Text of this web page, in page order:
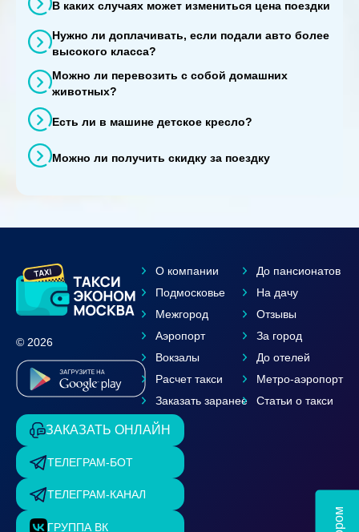
В каких случаях может измениться цена поездки
Нужно ли доплачивать, если подали авто более
высокого класса?
Можно ли перевозить с собой домашних
животных?
Есть ли в машине детское кресло?
Можно ли получить скидку за поездку
© 2026
О компании
Подмосковье
Межгород
Аэропорт
Вокзалы
Расчет такси
Заказать заранее
До пансионатов
На дачу
Отзывы
За город
До отелей
Метро-аэропорт
Статьи о такси
ЗАКАЗАТЬ ОНЛАЙН
ТЕЛЕГРАМ-БОТ
ТЕЛЕГРАМ-КАНАЛ
ГРУППА ВК